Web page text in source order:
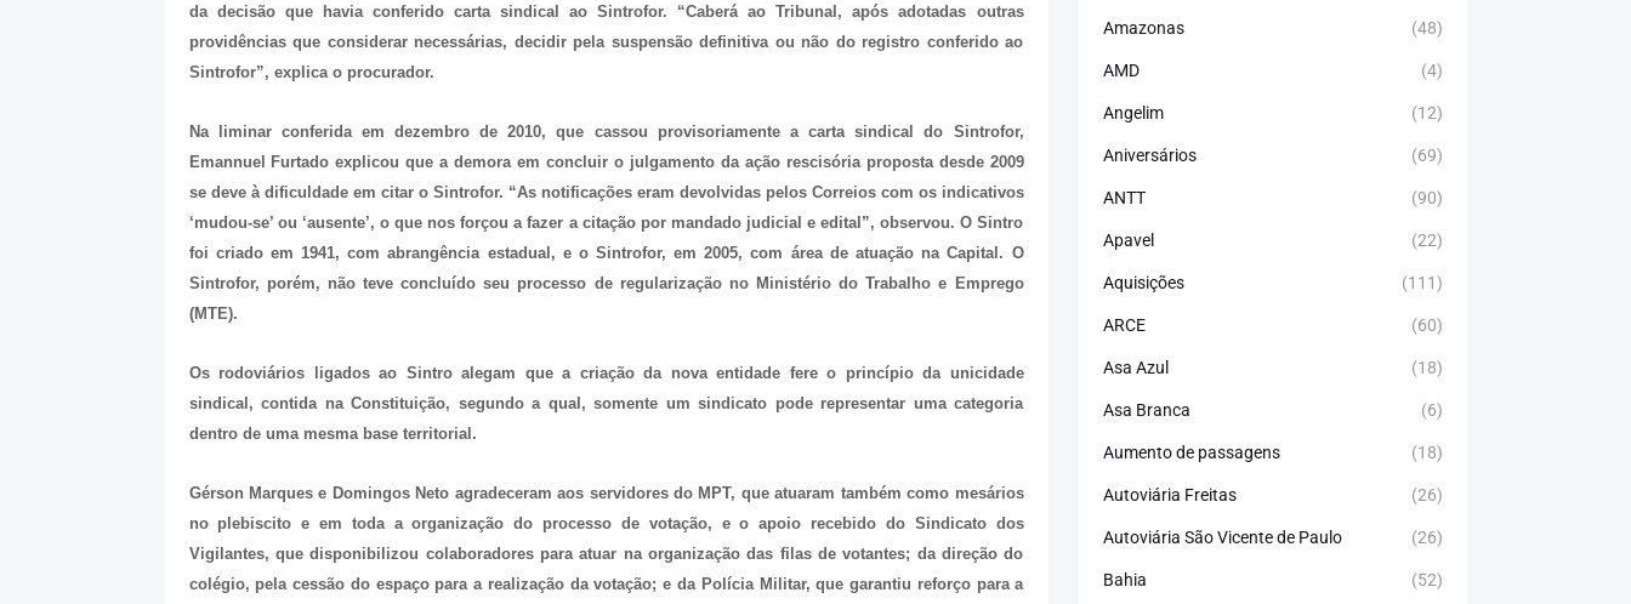
da decisão que havia conferido carta sindical ao Sintrofor. “Caberá ao Tribunal, após adotadas outras
providências que considerar necessárias, decidir pela suspensão definitiva ou não do registro conferido ao
Sintrofor”, explica o procurador.
Na liminar conferida em dezembro de 2010, que cassou provisoriamente a carta sindical do Sintrofor,
Emannuel Furtado explicou que a demora em concluir o julgamento da ação rescisória proposta desde 2009
se deve à dificuldade em citar o Sintrofor. “As notificações eram devolvidas pelos Correios com os indicativos
‘mudou-se’ ou ‘ausente’, o que nos forçou a fazer a citação por mandado judicial e edital”, observou. O Sintro
foi criado em 1941, com abrangência estadual, e o Sintrofor, em 2005, com área de atuação na Capital. O
Sintrofor, porém, não teve concluído seu processo de regularização no Ministério do Trabalho e Emprego
(MTE).
Os rodoviários ligados ao Sintro alegam que a criação da nova entidade fere o princípio da unicidade
sindical, contida na Constituição, segundo a qual, somente um sindicato pode representar uma categoria
dentro de uma mesma base territorial.
Gérson Marques e Domingos Neto agradeceram aos servidores do MPT, que atuaram também como mesários
no plebiscito e em toda a organização do processo de votação, e o apoio recebido do Sindicato dos
Vigilantes, que disponibilizou colaboradores para atuar na organização das filas de votantes; da direção do
colégio, pela cessão do espaço para a realização da votação; e da Polícia Militar, que garantiu reforço para a
Amazonas (48)
AMD (4)
Angelim (12)
Aniversários (69)
ANTT (90)
Apavel (22)
Aquisições (111)
ARCE (60)
Asa Azul (18)
Asa Branca (6)
Aumento de passagens (18)
Autoviária Freitas (26)
Autoviária São Vicente de Paulo (26)
Bahia (52)